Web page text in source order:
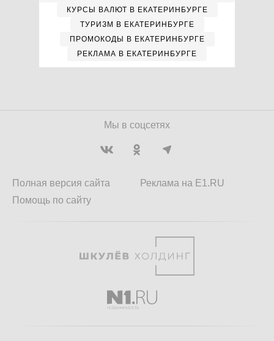
КУРСЫ ВАЛЮТ В ЕКАТЕРИНБУРГЕ
ТУРИЗМ В ЕКАТЕРИНБУРГЕ
ПРОМОКОДЫ В ЕКАТЕРИНБУРГЕ
РЕКЛАМА В ЕКАТЕРИНБУРГЕ
Мы в соцсетях
Полная версия сайта
Помощь по сайту
Реклама на E1.RU